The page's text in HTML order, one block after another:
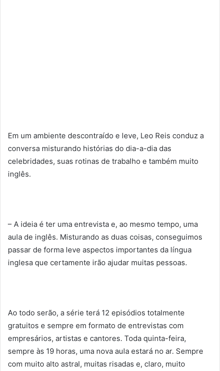
Em um ambiente descontraído e leve, Leo Reis conduz a
conversa misturando histórias do dia-a-dia das
celebridades, suas rotinas de trabalho e também muito
inglês.
– A ideia é ter uma entrevista e, ao mesmo tempo, uma
aula de inglês. Misturando as duas coisas, conseguimos
passar de forma leve aspectos importantes da língua
inglesa que certamente irão ajudar muitas pessoas.
Ao todo serão, a série terá 12 episódios totalmente
gratuitos e sempre em formato de entrevistas com
empresários, artistas e cantores. Toda quinta-feira,
sempre às 19 horas, uma nova aula estará no ar. Sempre
com muito alto astral, muitas risadas e, claro, muito